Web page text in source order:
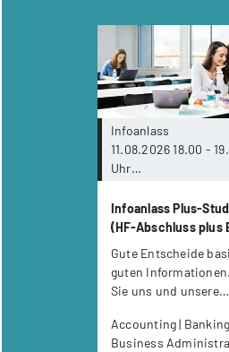
Infoanlass
11.08.2026 18.00 -
Uhr
Infoanlass Plus-
(HF-Abschluss plus
of Science)
Gute Entscheide
guten
Sie uns und unsere
Accounting |
Business